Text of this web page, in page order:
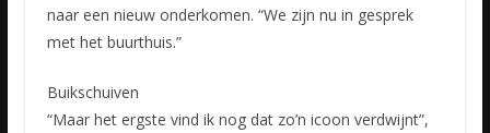
naar een nieuw onderkomen. “We zijn nu in gesprek
met het buurthuis.”
Buikschuiven
“Maar het ergste vind ik nog dat zo’n icoon verdwijnt”,